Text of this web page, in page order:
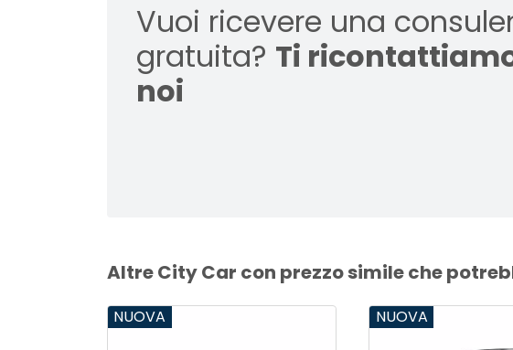
Vuoi ricevere una
gratuita? Ti
noi
Altre City Car con prezzo simile che
NUOVA NUOVA